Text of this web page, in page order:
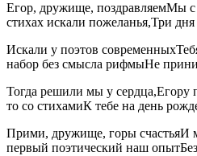
Егор, дружище, поздравляемМы
стихах искали пожеланья,Три дня
Искали у поэтов
набор без смысла рифмыНе
Тогда решили мы у сердца,Егору
то со стихамиК тебе на день
Прими, дружище, горы счастьяИ
первый поэтический наш